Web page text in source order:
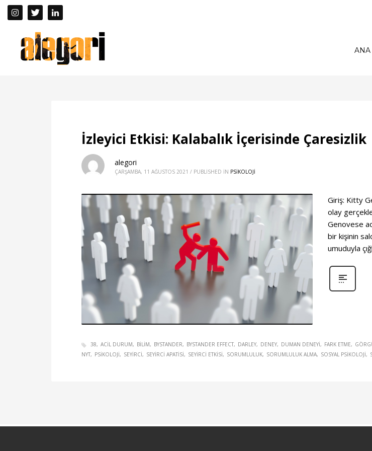
ANA
İzleyici Etkisi: Kalabalık İçerisinde Çaresizlik
alegori
ÇARŞAMBA, 11 AĞUSTOS 2021 / PUBLISHED IN PSİKOLOJİ
Giriş: Kitty
olay
Genovese
bir kişinin
umuduyla
38 ACIL DURUM BILIM BYSTANDER BYSTANDER EFFECT DARLEY DENEY DUMAN DENEYI FARK ETME
NYT
PSIKOLOJI SEYIRCI SEYIRCI APATISI SEYIRCI ETKISI SORUMLULUK SORUMLULUK ALMA SOSYAL PSIKOLOJI